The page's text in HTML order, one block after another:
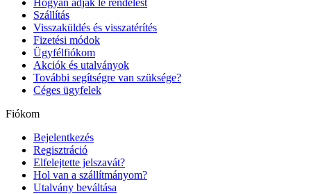
Szállítás
Visszaküldés és visszatérítés
Fizetési módok
Ügyfélfiókom
Akciók és utalványok
További segítségre van szüksége?
Céges ügyfelek
Fiókom
Bejelentkezés
Regisztráció
Elfelejtette jelszavát?
Hol van a szállítmányom?
Utalvány beváltása